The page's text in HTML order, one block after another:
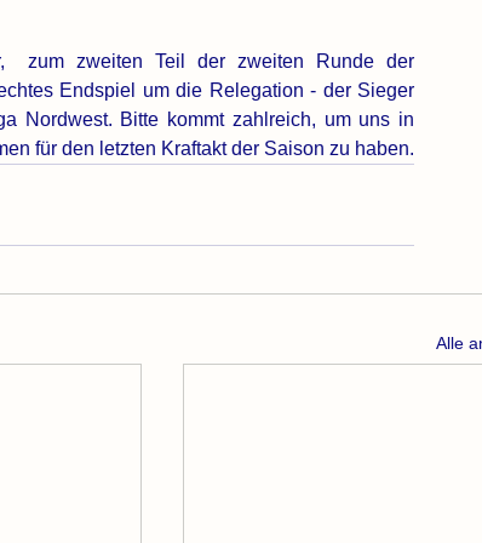
zum zweiten Teil der zweiten Runde der
Endspiel um die Relegation - der Sieger
Nordwest. Bitte kommt zahlreich, um uns in
Alle